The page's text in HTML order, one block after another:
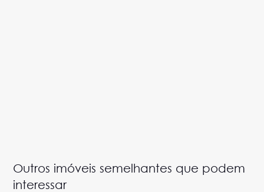
Outros imóveis semelhantes que podem
interessar